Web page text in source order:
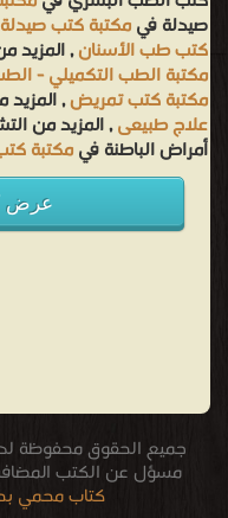
صيدلة فيمكتبة كتب صيدلة
كتب طب الأسنان, المزيد
مكتبة الطب التكميلي -
مكتبة كتب تمريض,
علاج طبيعى, المزيد من
أمراض الباطنة فيمكتبة
عرض
جميع الحقوق محفوظة
مسؤل عن الكتب
كتاب محمي